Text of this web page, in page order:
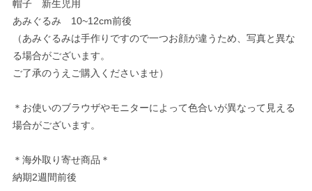
帽子 新生児用
あみぐるみ 10~12cm前後
（あみぐるみは手作りですので一つお顔が違うため、写真と異な
る場合がございます。
ご了承のうえご購入くださいませ）
＊お使いのブラウザやモニターによって色合いが異なって見える
場合がございます。
＊海外取り寄せ商品＊
納期2週間前後